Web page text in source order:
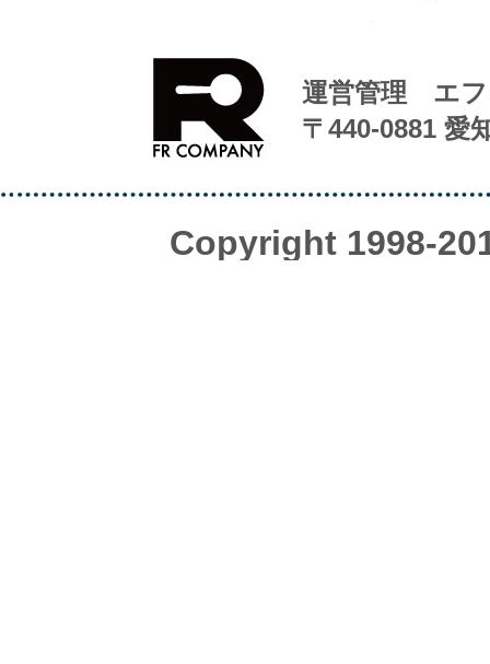
運営管理 エフ
〒440-0881 愛
Copyright 1998-